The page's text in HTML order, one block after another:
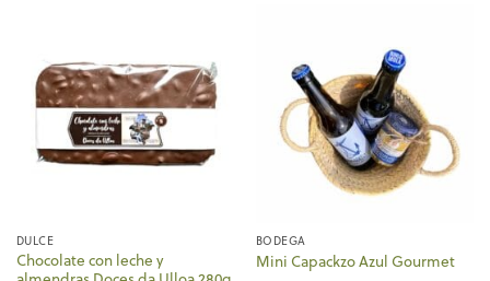
DULCE
Chocolate con leche y
BODEGA
Mini Capackzo Azul Gourmet